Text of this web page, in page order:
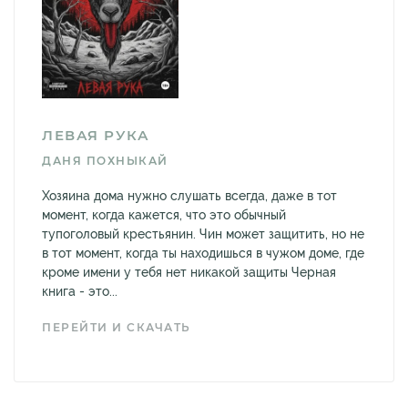
ЛЕВАЯ РУКА
ДАНЯ ПОХНЫКАЙ
Хозяина дома нужно слушать всегда, даже в тот
момент, когда кажется, что это обычный
тупоголовый крестьянин. Чин может защитить, но не
в тот момент, когда ты находишься в чужом доме, где
кроме имени у тебя нет никакой защиты Черная
книга - это...
ПЕРЕЙТИ И СКАЧАТЬ